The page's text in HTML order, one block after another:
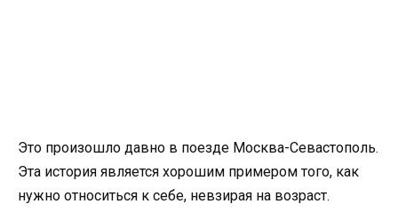
Это произошло давно в поезде Москва-Севастополь.
Эта история является хорошим примером того, как
нужно относиться к себе, невзирая на возраст.